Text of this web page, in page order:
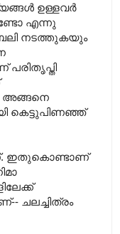
ഉള്ളവർ
എന്നു
നടത്തുകയും
അങ്ങനെ
കെട്ടുപിണഞ്ഞ്
ഇതുകൊണ്ടാണ്
ചലച്ചിത്രം